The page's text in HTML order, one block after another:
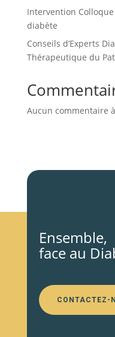
Intervention Colloque
diabète
Conseils d’Experts
Thérapeutique du
Aucun commentaire
Ensemble,
face au
CONTACTEZ-